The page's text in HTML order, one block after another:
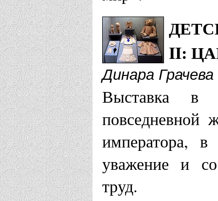
II:
Динара Грачева
Выставка в
повседневной
императора,
уважение и
труд.